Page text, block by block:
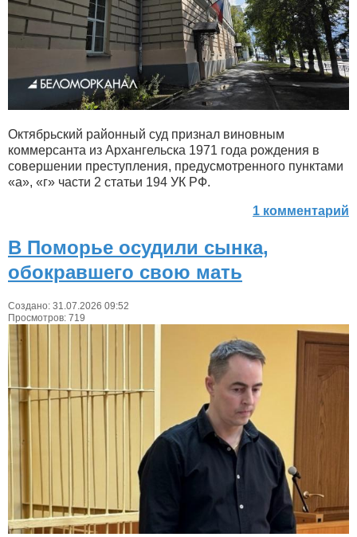
Октябрьский районный суд признал виновным
коммерсанта из Архангельска 1971 года рождения в
совершении преступления, предусмотренного пунктами
«а», «г» части 2 статьи 194 УК РФ.
1 комментарий
В Поморье осудили сынка,
обокравшего свою мать
Создано: 31.07.2026 09:52
Просмотров: 719